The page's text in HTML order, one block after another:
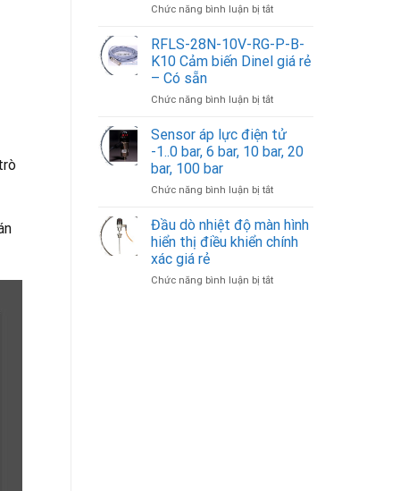
hoạt
cảm
biến
dây
4-
Chức năng bình luận bị tắtở
biến
mức
trong
hoặc
đo
đá,
lỏng
RFLS-28N-10V-RG-P-B-
K10 Cảm biến Dinel giá rẻ
– Có sẵn
Chức năng bình luận bị tắtở
28N-
10V-
RG-
B-
Cảm
biến
rẻ
Sensor áp lực điện tử
-1..0 bar, 6 bar, 10 bar, 20
bar, 100 bar
Chức năng bình luận bị tắtở
áp
lực
điện
-1..0
Đầu dò nhiệt độ màn hình
hiển thị điều khiển chính
xác giá rẻ
Chức năng bình luận bị tắtở